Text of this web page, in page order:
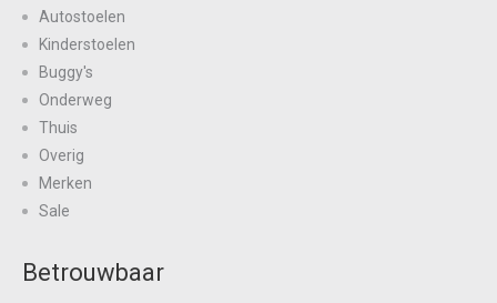
Autostoelen
Kinderstoelen
Buggy's
Onderweg
Thuis
Overig
Merken
Sale
Betrouwbaar